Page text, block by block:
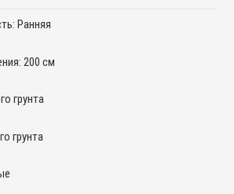
Ранняя
200 см
грунта
грунта